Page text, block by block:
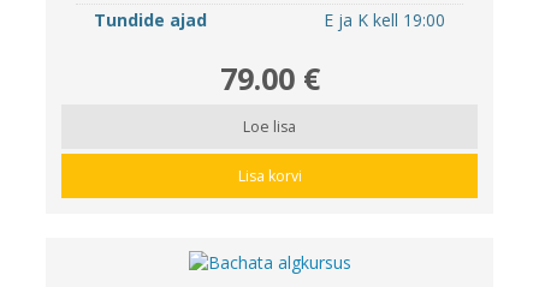
Tundide ajad
E ja K kell 19:00
79.00 €
Loe lisa
Lisa korvi